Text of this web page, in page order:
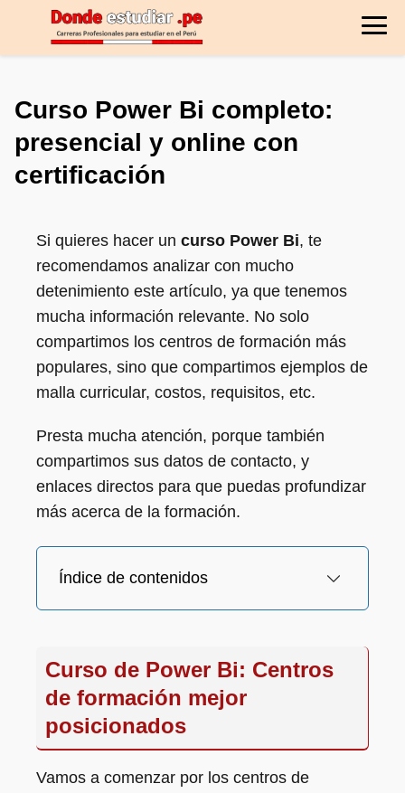
Curso Power Bi completo:
presencial y online con
certificación
Si quieres hacer un curso Power Bi, te
recomendamos analizar con mucho
detenimiento este artículo, ya que tenemos
mucha información relevante. No solo
compartimos los centros de formación más
populares, sino que compartimos ejemplos de
malla curricular, costos, requisitos, etc.
Presta mucha atención, porque también
compartimos sus datos de contacto, y
enlaces directos para que puedas profundizar
más acerca de la formación.
Índice de contenidos
Curso de Power Bi: Centros
de formación mejor
posicionados
Vamos a comenzar por los centros de